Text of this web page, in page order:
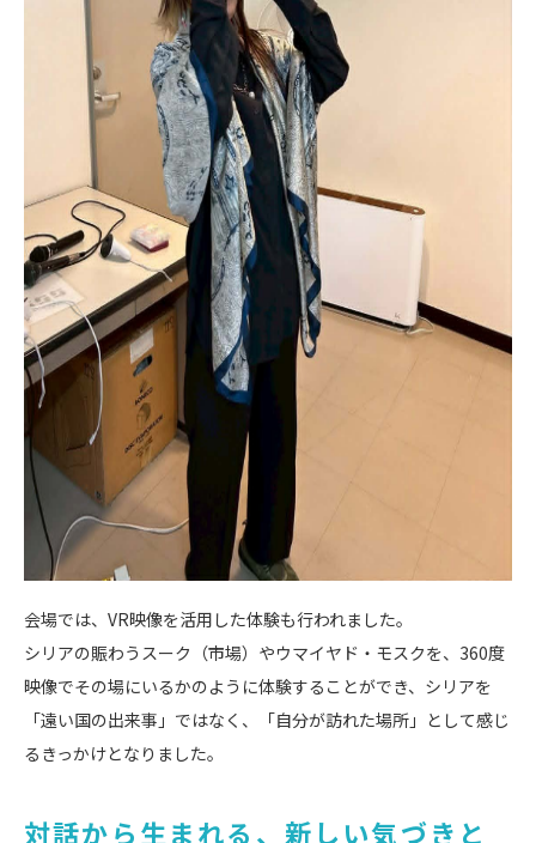
会場では、VR映像を活用した体験も行われました。
シリアの賑わうスーク（市場）やウマイヤド・モスクを、360度
映像でその場にいるかのように体験することができ、シリアを
「遠い国の出来事」ではなく、「自分が訪れた場所」として感じ
るきっかけとなりました。
対話から生まれる、新しい気づきと